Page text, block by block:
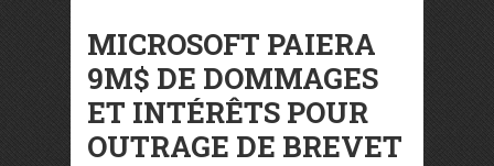
MICROSOFT PAIERA
9M$ DE DOMMAGES
ET INTÉRÊTS POUR
OUTRAGE DE BREVET